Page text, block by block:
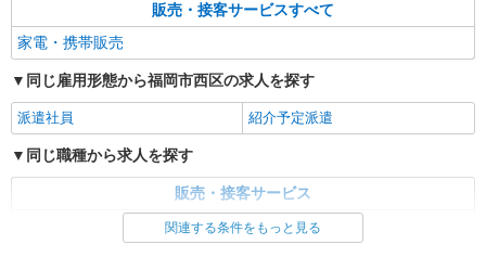
販売・接客サービスすべて
家電・携帯販売
同じ雇用形態から福岡市西区の求人を探す
派遣社員 紹介予定派遣
同じ職種から求人を探す
販売・接客サービス
関連する条件をもっと見る